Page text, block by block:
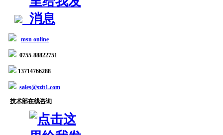
msn online
0755-88822751
13714766288
sales@szit1.com
技术部在线咨询